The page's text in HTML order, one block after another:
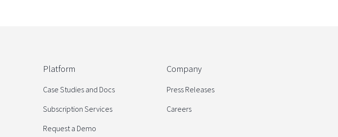
Platform
Case Studies and Docs
Subscription Services
Request a Demo
Company
Press Releases
Careers